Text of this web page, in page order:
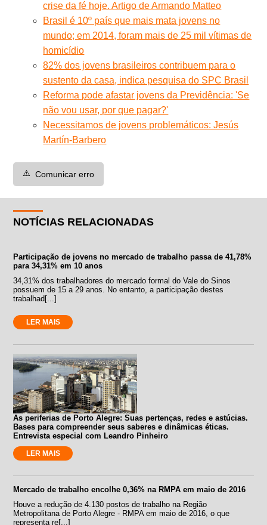
crise da fé hoje. Artigo de Armando Matteo
Brasil é 10º país que mais mata jovens no
mundo; em 2014, foram mais de 25 mil vítimas de
homicídio
82% dos jovens brasileiros contribuem para o
sustento da casa, indica pesquisa do SPC Brasil
Reforma pode afastar jovens da Previdência: 'Se
não vou usar, por que pagar?'
Necessitamos de jovens problemáticos: Jesús
Martín-Barbero
⚠️ Comunicar erro
NOTÍCIAS RELACIONADAS
Participação de jovens no mercado de trabalho passa de 41,78%
para 34,31% em 10 anos
34,31% dos trabalhadores do mercado formal do Vale do Sinos
possuem de 15 a 29 anos. No entanto, a participação destes
trabalhad[...]
LER MAIS
As periferias de Porto Alegre: Suas pertenças, redes e astúcias.
Bases para compreender seus saberes e dinâmicas éticas.
Entrevista especial com Leandro Pinheiro
LER MAIS
Mercado de trabalho encolhe 0,36% na RMPA em maio de 2016
Houve a redução de 4.130 postos de trabalho na Região
Metropolitana de Porto Alegre - RMPA em maio de 2016, o que
representa re[...]